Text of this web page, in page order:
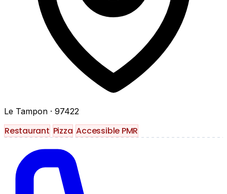
Le Tampon · 97422
Restaurant Pizza Accessible PMR